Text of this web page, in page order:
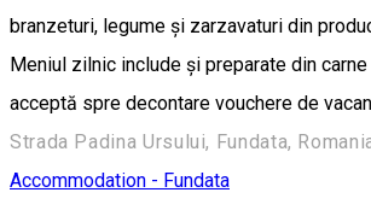
branzeturi, legume și zarzavaturi din
Meniul zilnic include și preparate din carne
acceptă spre decontare vouchere de
Strada Padina Ursului, Fundata,
Accommodation - Fundata